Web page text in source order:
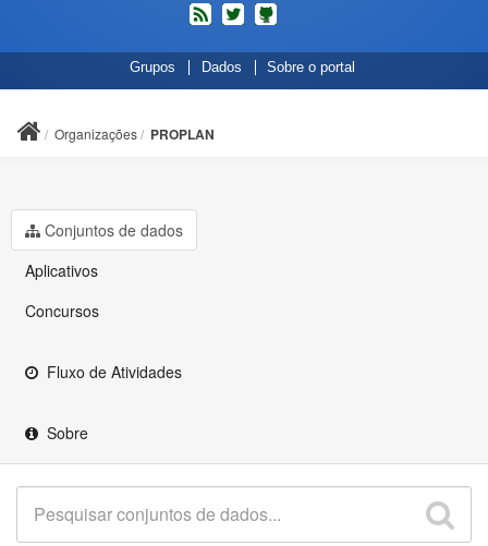
feed twitterCódigos
fonte
de
Grupos Dados Sobre o portal
Organizações PROPLAN
Conjuntos de dados
Aplicativos
Concursos
Fluxo de Atividades
Sobre